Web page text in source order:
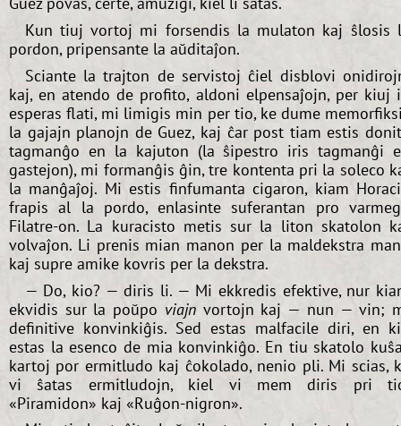
Kun tiuj vortoj mi forsendis la mulaton kaj ŝlosis
pordon, pripensante la aŭditaĵon.
Sciante la trajton de servistoj ĉiel disblovi
kaj, en atendo de profito, aldoni elpensaĵojn, per kiuj
esperas flati, mi limigis min per tio, ke dume
la gajajn planojn de Guez, kaj ĉar post tiam estis
tagmanĝo en la kajuton (la ŝipestro iris tagmanĝi
gastejon), mi formanĝis ĝin, tre kontenta pri la soleco
la manĝaĵoj. Mi estis finfumanta cigaron, kiam
frapis al la pordo, enlasinte suferantan pro
Filatre-on. La kuracisto metis sur la liton skatolon
volvaĵon. Li prenis mian manon per la maldekstra
kaj supre amike kovris per la dekstra.
— Do, kio? — diris li. — Mi ekkredis efektive, nur
ekvidis sur la poŭpo viajnvortojn kaj — nun — vin;
definitive konvinkiĝis. Sed estas malfacile diri, en
estas la esenco de mia konvinkiĝo. En tiu skatolo
kartoj por ermitludo kaj ĉokolado, nenio pli. Mi scias,
vi ŝatas ermitludojn, kiel vi mem diris pri
«Piramidon» kaj «Ruĝon-nigron».